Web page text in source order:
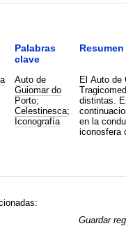
Palabras
clave
Resumen
Auto de
Guiomar do
Porto;
Celestinesca;
Iconografía
El Auto de
distintas.
en la
iconosfera
Guardar